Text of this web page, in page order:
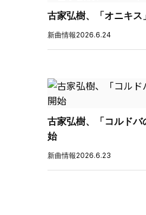
古家弘樹、「オニキス
新曲情報2026.6.24
古家弘樹、「コルド
始
新曲情報2026.6.23